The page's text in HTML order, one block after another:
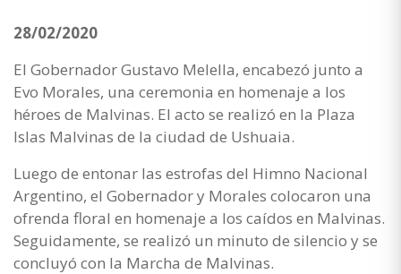
28/02/2020
El Gobernador Gustavo Melella, encabezó junto a
Evo Morales, una ceremonia en homenaje a los
héroes de Malvinas. El acto se realizó en la Plaza
Islas Malvinas de la ciudad de Ushuaia.
Luego de entonar las estrofas del Himno Nacional
Argentino, el Gobernador y Morales colocaron una
ofrenda floral en homenaje a los caídos en Malvinas.
Seguidamente, se realizó un minuto de silencio y se
concluyó con la Marcha de Malvinas.